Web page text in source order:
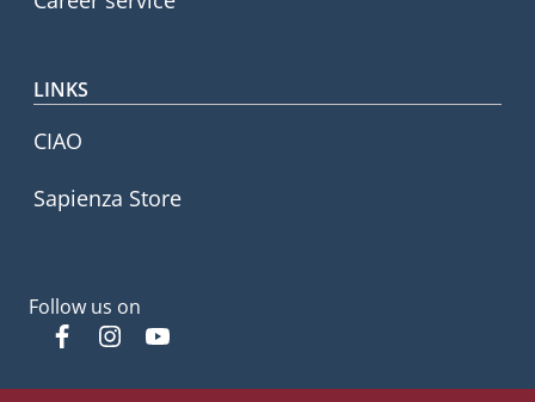
LINKS
CIAO
Sapienza Store
Follow us on
FacebookInstagram